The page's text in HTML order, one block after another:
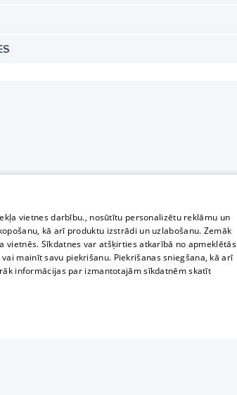
vietnes darbību., nosūtītu personalizētu reklāmu un
kā arī produktu izstrādi un uzlabošanu. Zemāk
Sīkdatnes var atšķirties atkarībā no apmeklētās
mainīt savu piekrišanu. Piekrišanas sniegšana, kā arī
informācijas par izmantotajām sīkdatnēm skatīt